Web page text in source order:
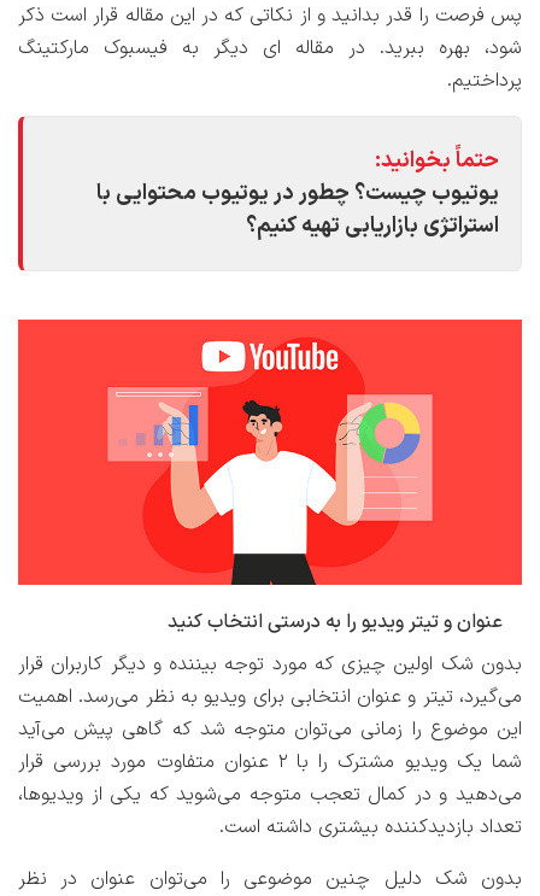
پس فرصت را قدر بدانید و از نکاتی که در این مقاله قرار است ذکر
شود، بهره ببرید. در مقاله ای دیگر به فیسبوک مارکتینگ
پرداختیم.
حتماً بخوانید:
یوتیوب چیست؟ چطور در یوتیوب محتوایی با
استراتژی بازاریابی تهیه کنیم؟
عنوان و تیتر ویدیو را به درستی انتخاب کنید
بدون شک اولین چیزی که مورد توجه بیننده و دیگر کاربران قرار
می‌گیرد، تیتر و عنوان انتخابی برای ویدیو به نظر می‌رسد. اهمیت
این موضوع را زمانی می‌توان متوجه شد که گاهی پیش می‌آید
شما یک ویدیو مشترک را با ۲ عنوان متفاوت مورد بررسی قرار
می‌دهید و در کمال تعجب متوجه می‌شوید که یکی از ویدیوها،
تعداد بازدیدکننده بیشتری داشته است.
بدون شک دلیل چنین موضوعی را می‌توان عنوان در نظر